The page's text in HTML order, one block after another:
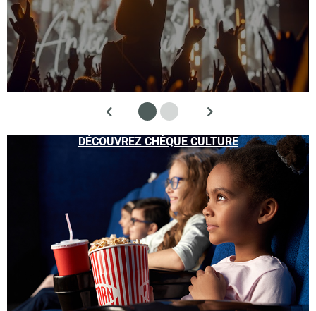
DÉCOUVREZ CHÈQUE CULTURE